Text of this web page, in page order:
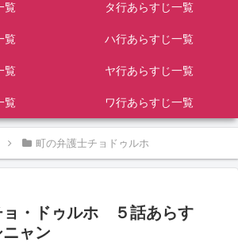
覧 タ行あらすじ一覧
覧 ハ行あらすじ一覧
覧 ヤ行あらすじ一覧
覧 ワ行あらすじ一覧
町の弁護士チョドゥルホ
ョ・ドゥルホ ５話あらす
ャン